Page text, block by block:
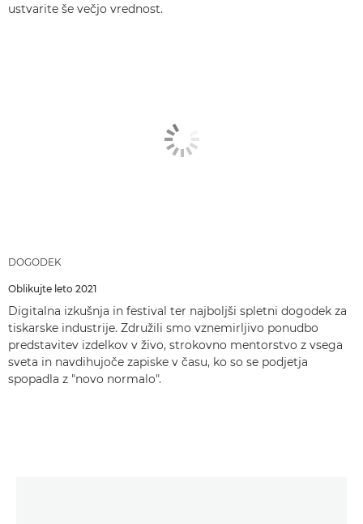
ustvarite še večjo vrednost.
DOGODEK
Oblikujte leto 2021
Digitalna izkušnja in festival ter najboljši spletni dogodek za
tiskarske industrije. Združili smo vznemirljivo ponudbo
predstavitev izdelkov v živo, strokovno mentorstvo z vsega
sveta in navdihujoče zapiske v času, ko so se podjetja
spopadla z "novo normalo".